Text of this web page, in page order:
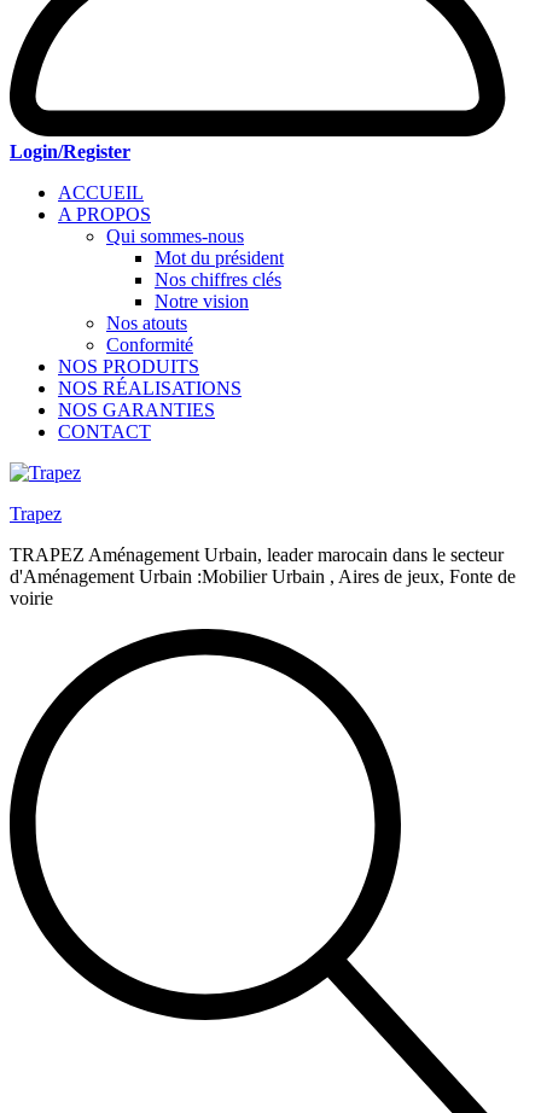
Login/Register
ACCUEIL
A PROPOS
Qui sommes-nous
Mot du président
Nos chiffres clés
Notre vision
Nos atouts
Conformité
NOS PRODUITS
NOS RÉALISATIONS
NOS GARANTIES
CONTACT
Trapez
TRAPEZ Aménagement Urbain, leader marocain dans le secteur
d'Aménagement Urbain :Mobilier Urbain , Aires de jeux, Fonte de
voirie